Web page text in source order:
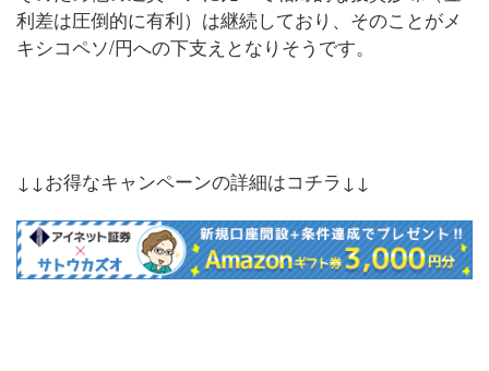
利差は圧倒的に有利）は継続しており、そのことがメ
キシコペソ/円への下支えとなりそうです。
↓↓お得なキャンペーンの詳細はコチラ↓↓